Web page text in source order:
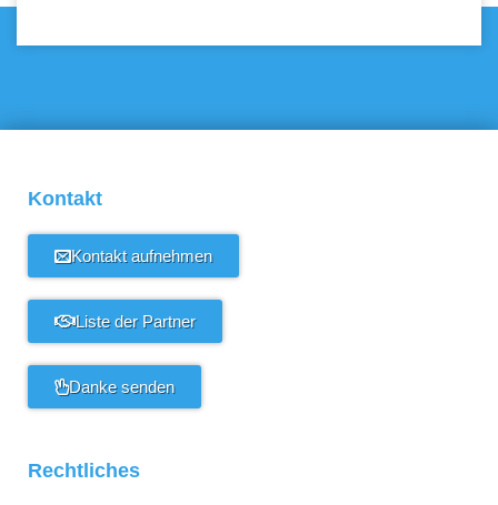
Kontakt
Kontakt aufnehmen
Liste der Partner
Danke senden
Rechtliches